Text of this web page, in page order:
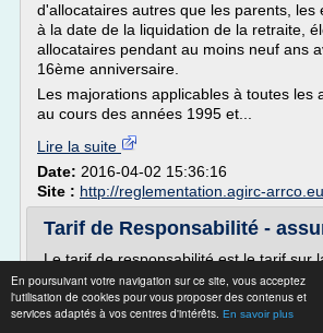
En poursuivant votre navigation sur ce site, vous acceptez
l'utilisation de cookies pour vous proposer des contenus et
services adaptés à vos centres d'intérêts. En savoir plus
d'allocataires autres que les parents, les
à la date de la liquidation de la retraite,
allocataires pendant au moins neuf ans
16ème anniversaire.
Les majorations applicables à toutes les
au cours des années 1995 et...
Lire la suite
Date: 2016-04-02 15:36:16
Site : http://reglementation.agirc-arrco.eu
Tarif de Responsabilité -
Le tarif de responsabilité est le tarif sur
intervient le remboursement de la
de votre mutuelle, complémentaire
complémentaire.